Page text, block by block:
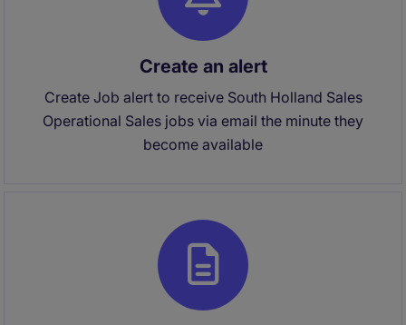
Create an alert
Create Job alert to receive South Holland Sales
Operational Sales jobs via email the minute they
become available